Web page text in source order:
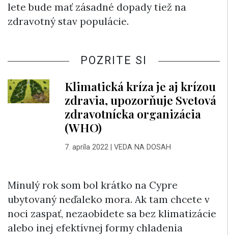
lete bude mať zásadné dopady tiež na
zdravotný stav populácie.
POZRITE SI
Klimatická kríza je aj krízou
zdravia, upozorňuje Svetová
zdravotnícka organizácia
(WHO)
7. apríla 2022| VEDA NA DOSAH
Minulý rok som bol krátko na Cypre
ubytovaný neďaleko mora. Ak tam chcete v
noci zaspať, nezaobídete sa bez klimatizácie
alebo inej efektívnej formy chladenia